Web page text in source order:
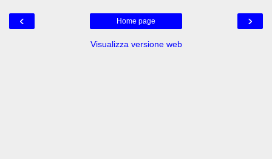
‹ ›
Home page
Visualizza versione web